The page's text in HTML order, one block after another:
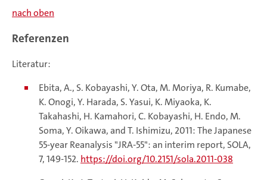
nach oben
Referenzen
Literatur:
Ebita, A., S. Kobayashi, Y. Ota, M. Moriya, R. Kumabe,
K. Onogi, Y. Harada, S. Yasui, K. Miyaoka, K.
Takahashi, H. Kamahori, C. Kobayashi, H. Endo, M.
Soma, Y. Oikawa, and T. Ishimizu, 2011: The Japanese
55-year Reanalysis "JRA-55": an interim report, SOLA,
7, 149-152. https://doi.org/10.2151/sola.2011-038